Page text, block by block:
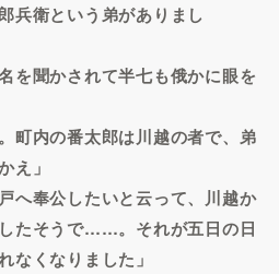
兵衛という弟がありまし
を聞かされて半七も俄かに眼を
町内の番太郎は川越の者で、弟
え」
へ奉公したいと云って、川越か
たそうで……。それが五日の日
なくなりました」